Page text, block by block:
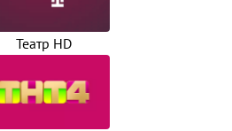
Театр HD